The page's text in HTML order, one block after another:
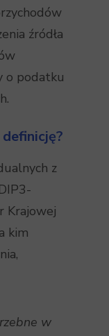
źródła
o podatku
z
Krajowej
kim
w